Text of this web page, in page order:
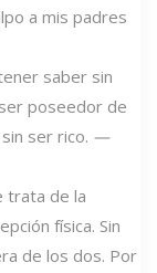
a mis padres
saber sin
poseedor de
ser rico. —
trata de la
física. Sin
de los dos. Por